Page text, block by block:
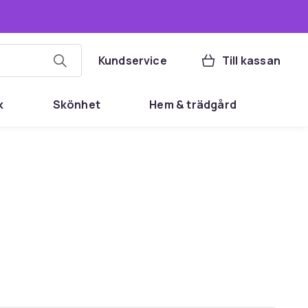
Kundservice Till kassan
Skönhet Hem & trädgård